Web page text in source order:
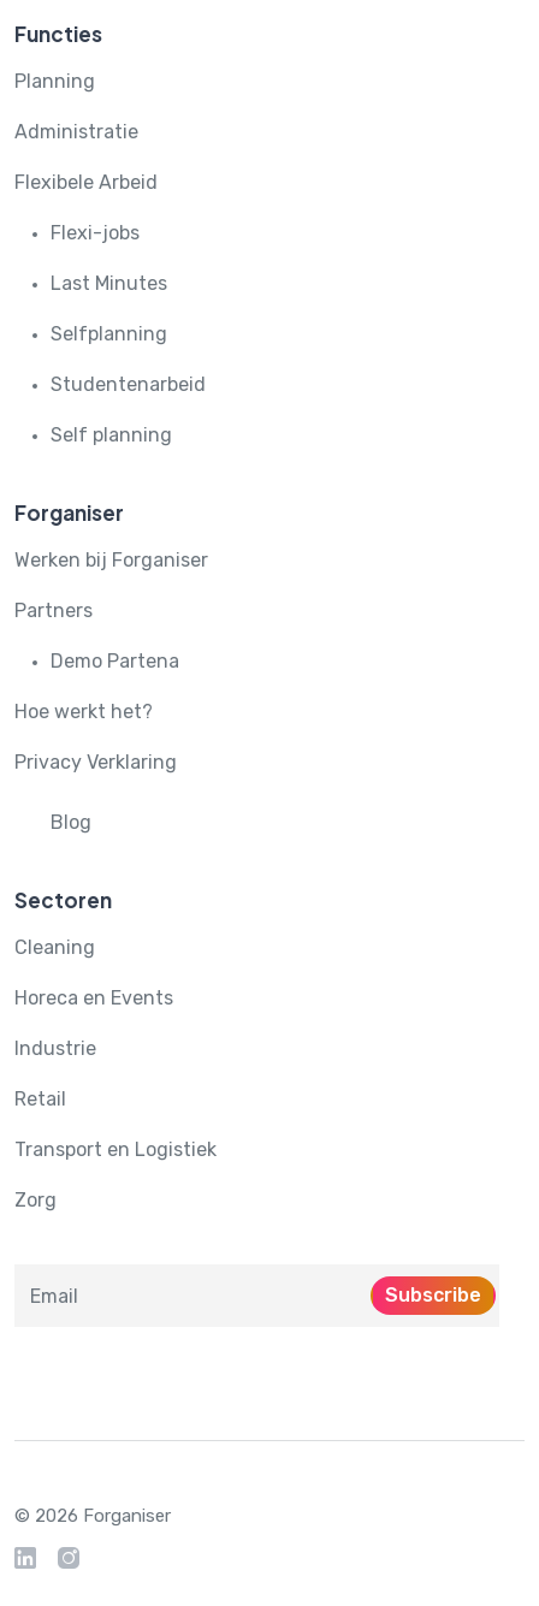
Functies
Planning
Administratie
Flexibele Arbeid
Flexi-jobs
Last Minutes
Selfplanning
Studentenarbeid
Self planning
Forganiser
Werken bij Forganiser
Partners
Demo Partena
Hoe werkt het?
Privacy Verklaring
Blog
Sectoren
Cleaning
Horeca en Events
Industrie
Retail
Transport en Logistiek
Zorg
Subscribe
© 2026 Forganiser